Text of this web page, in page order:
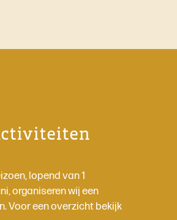
lopend van 1
organiseren wij een
Voor een overzicht bekijk